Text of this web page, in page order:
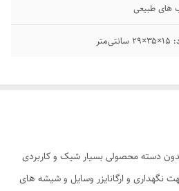
های طبیعی
دار و بدون دسته محصولی بسیار شیک و کاربردی
نگهداری و ارگانایزر وسایل و شیشه های